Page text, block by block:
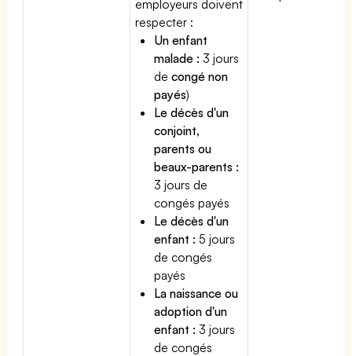
employeurs doivent
respecter :
Un enfant
malade : 3 jours
decongé non
payés)
Le décès d'un
conjoint,
parents ou
beaux-parents :
3 jours de
congés payés
Le décès d'un
enfant : 5 jours
de congés
payés
La naissance ou
adoption d'un
enfant : 3 jours
de congés